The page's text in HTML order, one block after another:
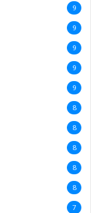
9
9
9
9
9
8
8
8
8
8
7